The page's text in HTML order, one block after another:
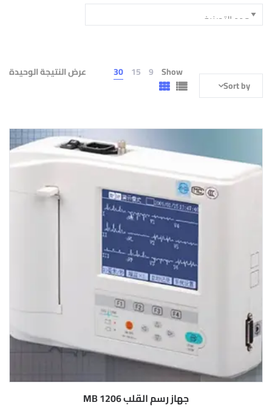
عرض النتيجة الوحيدة Show
9
15
30
Sort by
جهاز رسم القلب MB 1206